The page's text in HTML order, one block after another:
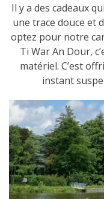
Il y a des cadeaux
une trace douce et
optez pour notre
Ti War An Dour,
matériel. C’est
instant